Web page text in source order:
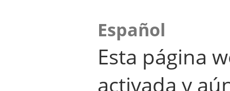
Español
Esta página
activada y